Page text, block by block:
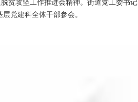
党建科全体干部参会。